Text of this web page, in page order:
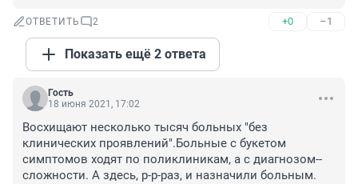
ОТВЕТИТЬ 2 +0 –1
Показать ещё 2 ответа
Гость
18 июня 2021, 17:02
Восхищают несколько тысяч больных "без
клинических проявлений".Больные с букетом
симптомов ходят по поликлиникам, а с диагнозом--
сложности. А здесь, р-р-раз, и назначили больным.